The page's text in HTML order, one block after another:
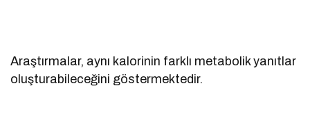
Araştırmalar, aynı kalorinin farklı metabolik yanıtlar
oluşturabileceğini göstermektedir.